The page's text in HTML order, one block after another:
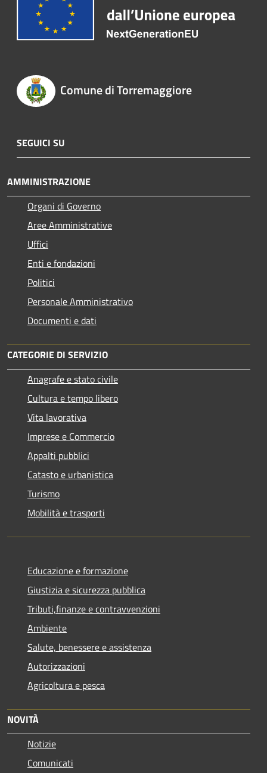
Comune di Torremaggiore
SEGUICI SU
AMMINISTRAZIONE
Organi di Governo
Aree Amministrative
Uffici
Enti e fondazioni
Politici
Personale Amministrativo
Documenti e dati
CATEGORIE DI SERVIZIO
Anagrafe e stato civile
Cultura e tempo libero
Vita lavorativa
Imprese e Commercio
Appalti pubblici
Catasto e urbanistica
Turismo
Mobilità e trasporti
Educazione e formazione
Giustizia e sicurezza pubblica
Tributi,finanze e contravvenzioni
Ambiente
Salute, benessere e assistenza
Autorizzazioni
Agricoltura e pesca
NOVITÀ
Notizie
Comunicati